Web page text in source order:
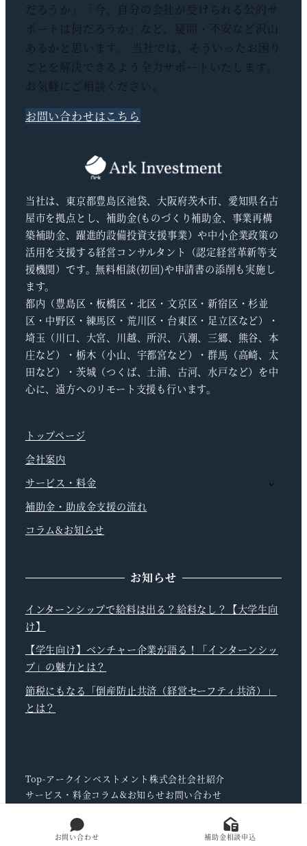
だろうか」「今、自分の会社が受けられる公的サ
ポートは何だろうか」など、疑問・不安など沢山
あるかと思います。 当社では、そういったお困り
ごとを解決できるよう全力サポートいたします。
お気軽にご相談ください。
お問い合わせはこちら
当社は、東京都豊島区池袋、大阪府茨木市、愛知県名古
屋市を拠点とし、補助金(ものづくり補助金、事業再構
築補助金、躍進的設備投資支援事業）や中小企業政策の
活用を支援する経営コンサルタント（認定経営革新等支
援機関）です。無料相談(初回)や申請書の添削も実施し
ます。
都内（豊島区・板橋区・北区・文京区・新宿区・杉並
区・中野区・練馬区・荒川区・台東区・足立区など）・
埼玉（川口、大宮、川越、所沢、八潮、三郷、熊谷、本
庄など）・栃木（小山、宇都宮など）・群馬（高崎、太
田など）・茨城（つくば、土浦、古河、水戸など）を中
心に、遠方へのリモート支援も行います。
トップページ
会社案内
サービス・料金
補助金・助成金支援の流れ
コラム&お知らせ
お知らせ
インターンシップで給料は出る？給料なし？【大学生向
け】
【学生向け】ベンチャー企業が語る！「インターンシッ
プ」の魅力とは？
節税にもなる「倒産防止共済（経営セーフティ共済）」
とは？
Top-アークインベストメント株式会社会社紹介
サービス・料金コラム&お知らせお問い合わせ
お問い合わせ 補助金相談申込